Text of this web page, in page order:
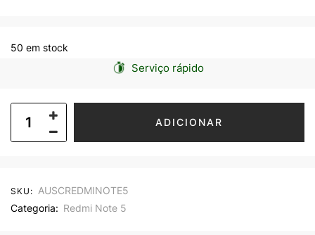
50 em stock
Serviço rápido
ADICIONAR
SKU: AUSCREDMINOTE5
Categoria: Redmi Note 5